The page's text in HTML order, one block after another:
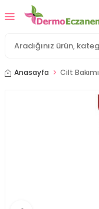
Anasayfa Cilt Bakımı